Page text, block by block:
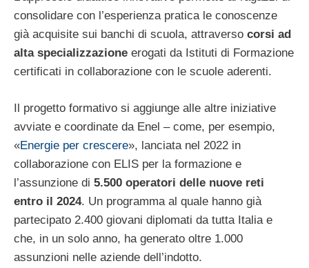
consolidare con l’esperienza pratica le conoscenze
già acquisite sui banchi di scuola, attraverso corsi ad
alta specializzazione erogati da Istituti di Formazione
certificati in collaborazione con le scuole aderenti.
Il progetto formativo si aggiunge alle altre iniziative
avviate e coordinate da Enel – come, per esempio,
«Energie per crescere», lanciata nel 2022 in
collaborazione con ELIS per la formazione e
l’assunzione di 5.500 operatori delle nuove reti
entro il 2024. Un programma al quale hanno già
partecipato 2.400 giovani diplomati da tutta Italia e
che, in un solo anno, ha generato oltre 1.000
assunzioni nelle aziende dell’indotto.